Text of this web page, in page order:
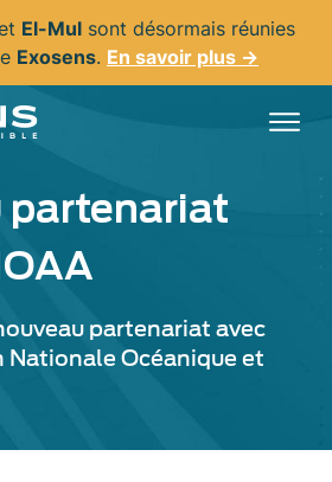
El-Mul sont désormais réunies
Exosens. En savoir plus →
partenariat
partenariat avec
Nationale Océanique et